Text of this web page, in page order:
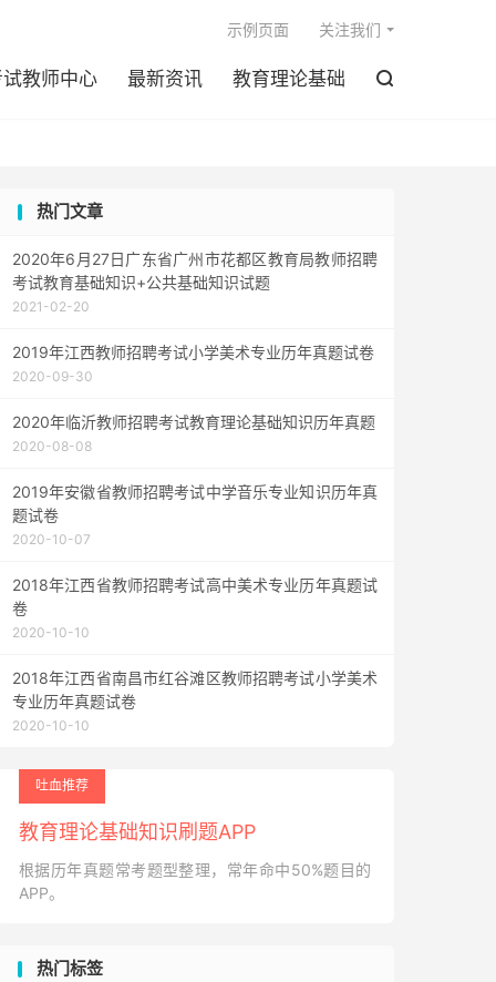
教师中心 最新资讯 教育理论基础 
示例页面 关注我们
热门文章
2020年6月27日广东省广州市花都区教育局教师招聘
考试教育基础知识+公共基础知识试题
2021-02-20
2019年江西教师招聘考试小学美术专业历年真题试卷
2020-09-30
2020年临沂教师招聘考试教育理论基础知识历年真题
2020-08-08
2019年安徽省教师招聘考试中学音乐专业知识历年真
题试卷
2020-10-07
2018年江西省教师招聘考试高中美术专业历年真题试
卷
2020-10-10
2018年江西省南昌市红谷滩区教师招聘考试小学美术
专业历年真题试卷
2020-10-10
吐血推荐
教育理论基础知识刷题APP
根据历年真题常考题型整理，常年命中50%题目的
APP。
热门标签